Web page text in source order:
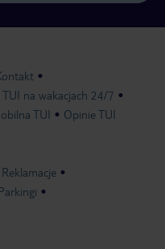
TUI na wakacjach 24/7
TUI Opinie TUI
Reklamacje